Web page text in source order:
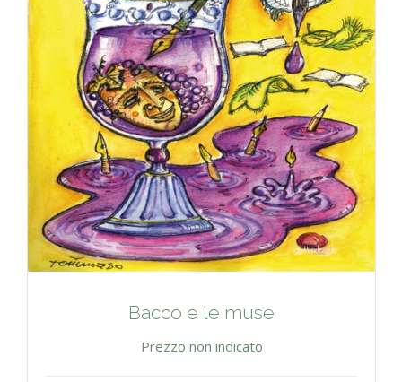
Bacco e le muse
Prezzo non indicato